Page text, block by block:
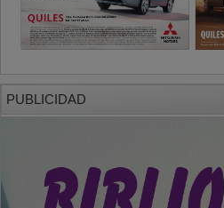
PUBLICIDAD